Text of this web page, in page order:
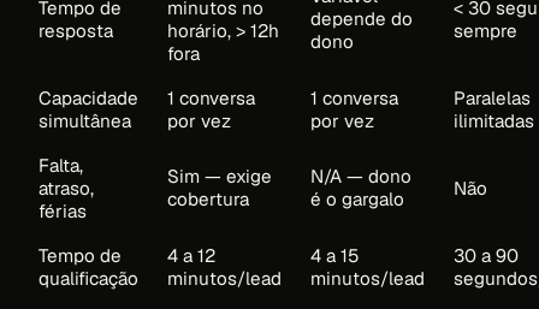
Tempo de
resposta
minutos no
horário, > 12h
fora
depende do
dono
< 30
sempre
Capacidade
simultânea
1 conversa
por vez
1 conversa
por vez
Paralelas
ilimitadas
Falta,
atraso,
férias
Sim — exige
cobertura
N/A — dono
é o gargalo
Não
Tempo de
qualificação
4 a 12
minutos/lead
4 a 15
minutos/lead
30 a 90